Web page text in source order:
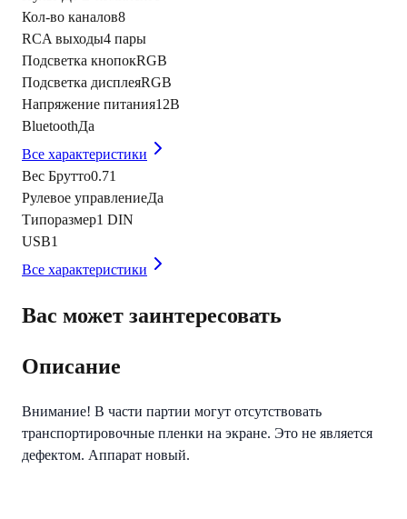
Кол-во каналов8
RCA выходы4 пары
Подсветка кнопокRGB
Подсветка дисплеяRGB
Напряжение питания12В
BluetoothДа
Все характеристики
Вес Брутто0.71
Рулевое управлениеДа
Типоразмер1 DIN
USB1
Все характеристики
Вас может заинтересовать
Описание
Внимание! В части партии могут отсутствовать
транспортировочные пленки на экране. Это не является
дефектом. Аппарат новый.